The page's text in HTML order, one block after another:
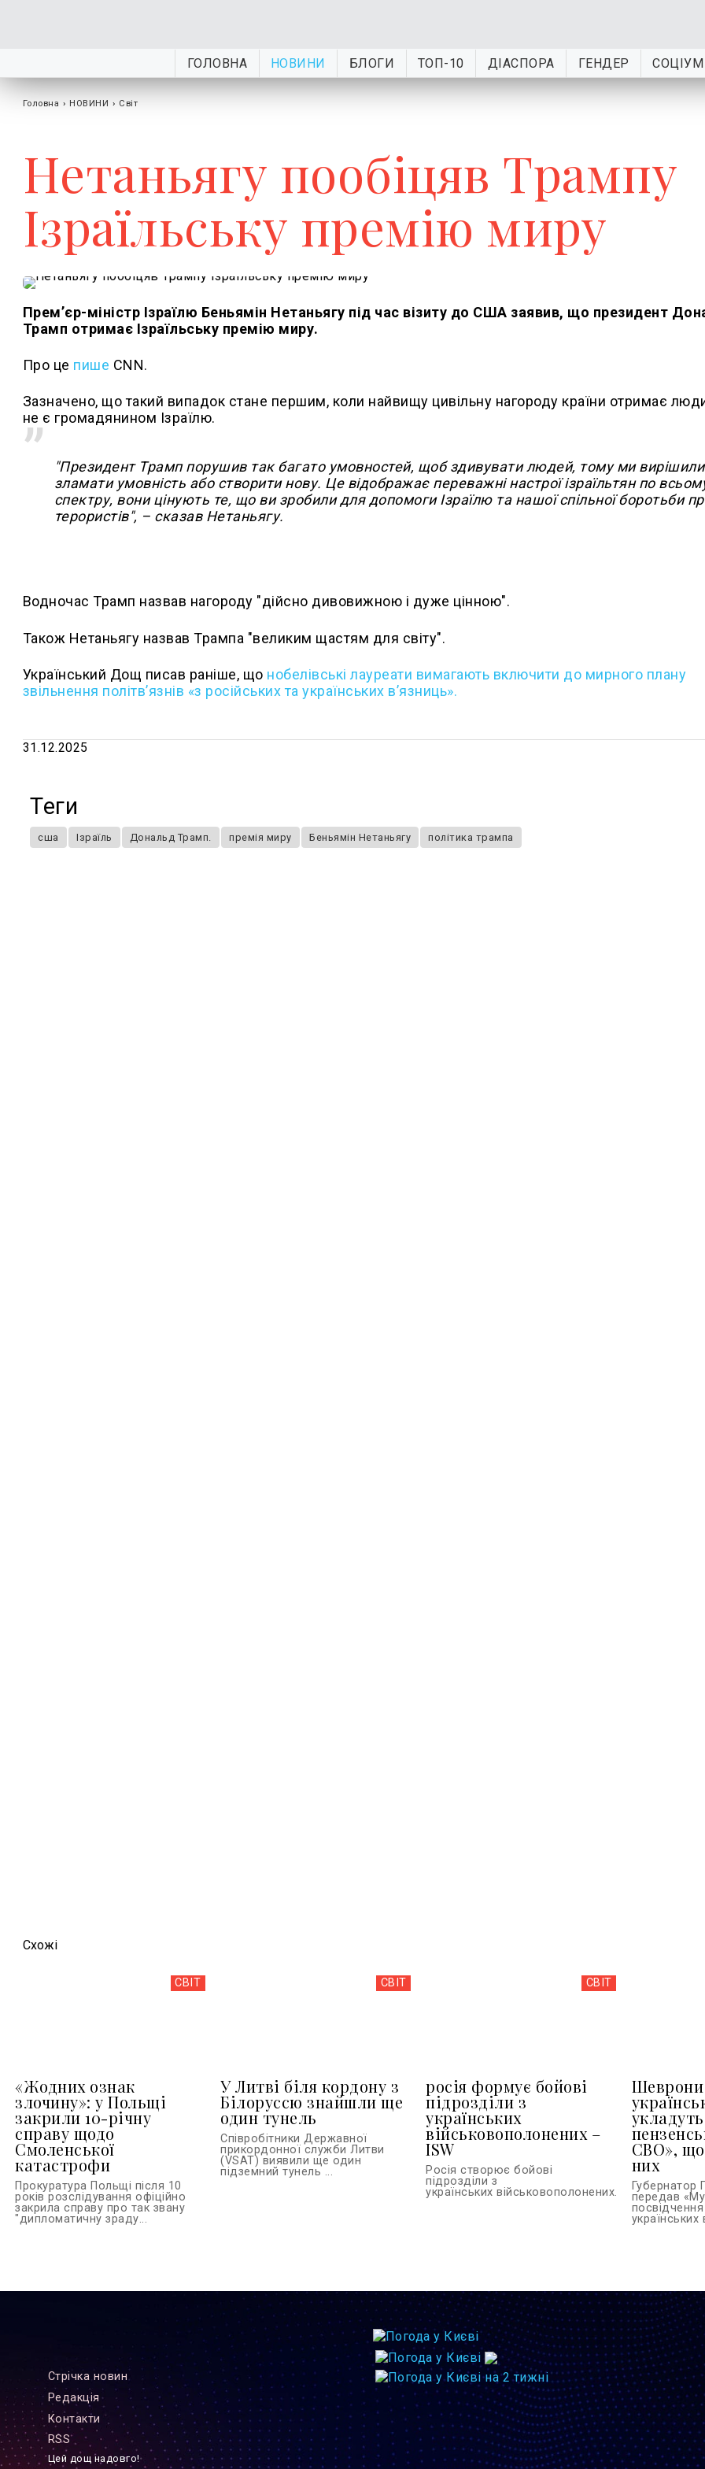
ГОЛОВНА НОВИНИ БЛОГИ ТОП-10 ДІАСПОРА ГЕНДЕР СОЦІУМ
Головна › НОВИНИ › Світ
Нетаньягу пообіцяв Трампу
Ізраїльську премію миру
Премʼєр-міністр Ізраїлю Беньямін Нетаньягу під час візиту до США заявив, що президент
Трамп отримає Ізраїльську премію миру.
Про це пише CNN.
Зазначено, що такий випадок стане першим, коли найвищу цивільну нагороду країни отримає
не є громадянином Ізраїлю.
"Президент Трамп порушив так багато умовностей, щоб здивувати людей, тому ми вирішили
зламати умовність або створити нову. Це відображає переважні настрої ізраїльтян по
спектру, вони цінують те, що ви зробили для допомоги Ізраїлю та нашої спільної боротьби
терористів", – сказав Нетаньягу.
Водночас Трамп назвав нагороду "дійсно дивовижною і дуже цінною".
Також Нетаньягу назвав Трампа "великим щастям для світу".
Український Дощ писав раніше, що нобелівські лауреати вимагають включити до мирного плану
звільнення політвʼязнів «з російських та українських вʼязниць».
31.12.2025
Теги
сша Ізраїль Дональд Трамп. премія миру Беньямін Нетаньягу політика трампа
Схожi
СВІТ
«Жодних ознак
злочину»: у Польщі
закрили 10-річну
справу щодо
Смоленської
катастрофи
Прокуратура Польщі після 10
років розслідування офіційно
закрила справу про так звану
"дипломатичну зраду...
СВІТ
У Литві біля кордону з
Білоруссю знайшли ще
один тунель
Співробітники Державної
прикордонної служби Литви
(VSAT) виявили ще один
підземний тунель ...
СВІТ
росія формує бойові
підрозділи з
українських
військовополонених –
ISW
Росія створює бойові
підрозділи з
українських військовополонених...
Шеврони
СВО»,
них
Губернатор
передав
українських
Стрiчка новин
Редакцiя
Контакти
RSS
Цей дощ надовго!